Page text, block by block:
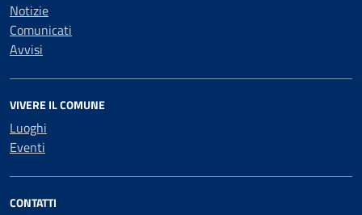
Notizie
Comunicati
Avvisi
VIVERE IL COMUNE
Luoghi
Eventi
CONTATTI